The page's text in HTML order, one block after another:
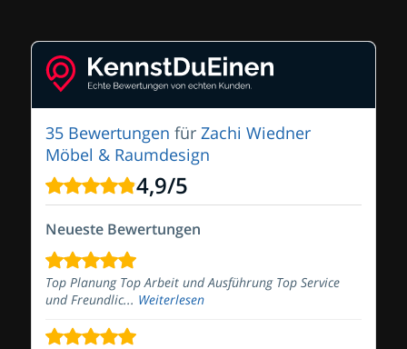
35 Bewertungen für Zachi Wiedner
Möbel & Raumdesign
4,9/5
Neueste Bewertungen
Top Planung Top Arbeit und Ausführung Top Service
und Freundlic... Weiterlesen